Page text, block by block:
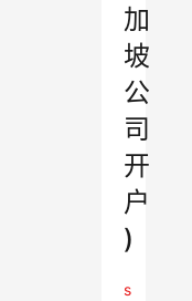
加
坡
公
司
开
户
)
s